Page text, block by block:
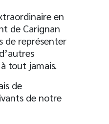
en
de Carignan
de représenter
tout jamais.
de
de notre